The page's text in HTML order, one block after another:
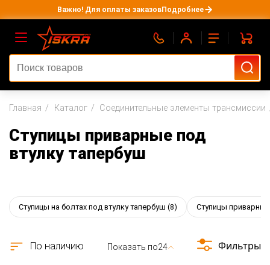
Важно! Для оплаты заказовПодробнее
Главная Каталог Соединительные элементы трансмиссии
Ступицы приварные под
втулку тапербуш
Ступицы на болтах под втулку тапербуш (8) Ступицы
Показать по24
По наличию Фильтры